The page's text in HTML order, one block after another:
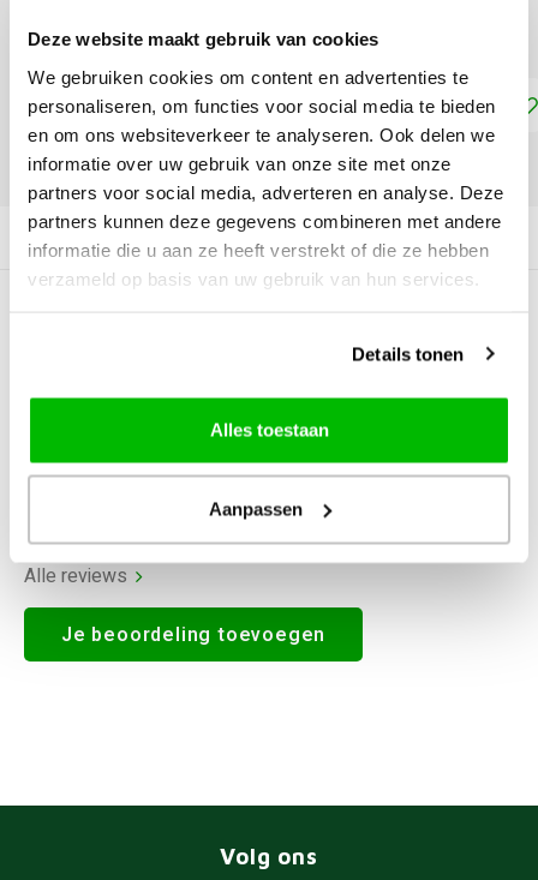
Deze website maakt gebruik van cookies
We gebruiken cookies om content en advertenties te
personaliseren, om functies voor social media te bieden
en om ons websiteverkeer te analyseren. Ook delen we
informatie over uw gebruik van onze site met onze
partners voor social media, adverteren en analyse. Deze
partners kunnen deze gegevens combineren met andere
informatie die u aan ze heeft verstrekt of die ze hebben
verzameld op basis van uw gebruik van hun services.
Details tonen
Alles toestaan
Aanpassen
Garen voor kantklossenLees meer
Toevoegen aan winkelwagen
DELEN:
Productomschrijving
Alle reviews
Je beoordeling toevoegen
Volg ons